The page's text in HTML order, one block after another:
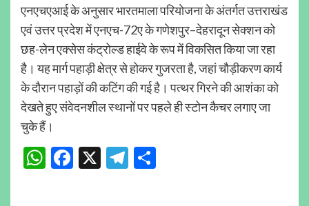
एनएचएआई के अनुसार भारतमाला परियोजना के अंतर्गत उत्तराखंड
एवं उत्तर प्रदेश में एनएच-72ए के गणेशपुर–देहरादून सेक्शन को
छह-लेन एक्सेस कंट्रोल्ड हाईवे के रूप में विकसित किया जा रहा
है। यह मार्ग पहाड़ी क्षेत्र से होकर गुजरता है, जहां चौड़ीकरण कार्य
के दौरान पहाड़ों की कटिंग की गई है। पत्थर गिरने की आशंका को
देखते हुए संवेदनशील स्थानों पर पहले ही स्टोन कैचर लगाए जा
चुके हैं।
WhatsApp
Facebook
X Telegram